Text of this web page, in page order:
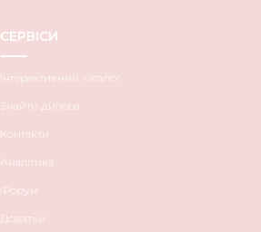
СЕРВІСИ
Інтерактивний каталог
Знайти дилера
Контакти
Аналітика
Форум
Додатки